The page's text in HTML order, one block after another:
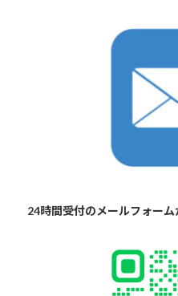
24時間受付のメールフォー